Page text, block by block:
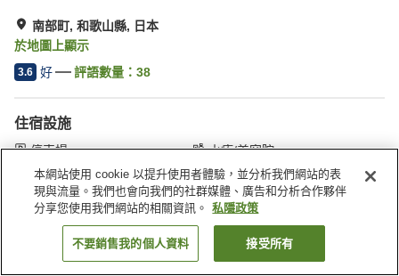
南部町, 和歌山縣, 日本
於地圖上顯示
3.6 好 評語數量： 38
住宿設施
停車場
水療/美容院
休息室
咖啡廳
主頁 日本 和歌山縣 南部町 紀州南部溫泉朝日樓酒店
找客房
本網站使用 cookie 以提升使用者體驗，並分析我們網站的表
現與流量。我們也會向我們的社群媒體、廣告和分析合作夥伴
分享您使用我們網站的相關資訊。
私隱政策
不要銷售我的個人資料 接受所有